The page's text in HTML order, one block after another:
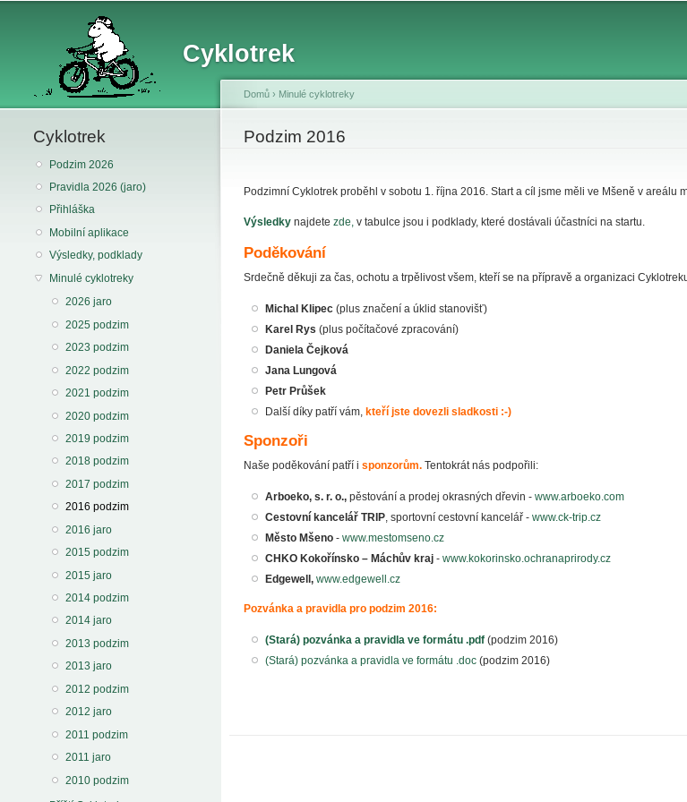
Cyklotrek
Cyklotrek
Podzim 2026
Pravidla 2026 (jaro)
Přihláška
Mobilní aplikace
Výsledky, podklady
Minulé cyklotreky
2026 jaro
2025 podzim
2023 podzim
2022 podzim
2021 podzim
2020 podzim
2019 podzim
2018 podzim
2017 podzim
2016 podzim
2016 jaro
2015 podzim
2015 jaro
2014 podzim
2014 jaro
2013 podzim
2013 jaro
2012 podzim
2012 jaro
2011 podzim
2011 jaro
2010 podzim
You are here
Domů › Minulé cyklotreky
Podzim 2016
Podzimní Cyklotrek proběhl v sobotu 1. října 2016. Start a cíl jsme měli ve Mšeně v areálu
Výsledky najdete zde, v tabulce jsou i podklady, které dostávali účastníci na startu.
Poděkování
Srdečně děkuji za čas, ochotu a trpělivost všem, kteří se na přípravě a organizaci
Michal Klipec (plus značení a úklid stanovišť)
Karel Rys (plus počítačové zpracování)
Daniela Čejková
Jana Lungová
Petr Průšek
Další díky patří vám,kteří jste dovezli sladkosti :-)
Sponzoři
Naše poděkování patří i sponzorům. Tentokrát nás podpořili:
Arboeko, s. r. o., pěstování a prodej okrasných dřevin -www.arboeko.com
Cestovní kancelář TRIP, sportovní cestovní kancelář -www.ck-trip.cz
Město Mšeno -www.mestomseno.cz
CHKO Kokořínsko – Máchův kraj -www.kokorinsko.ochranaprirody.cz
Edgewell,www.edgewell.cz
Pozvánka a pravidla pro podzim 2016:
(Stará) pozvánka a pravidla ve formátu .pdf (podzim 2016)
(Stará) pozvánka a pravidla ve formátu .doc (podzim 2016)